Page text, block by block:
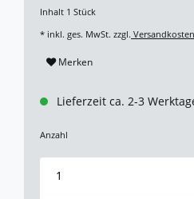
Inhalt 1 Stück
* inkl. ges. MwSt. zzgl. Versandkosten
Merken
Lieferzeit ca. 2-3
Anzahl